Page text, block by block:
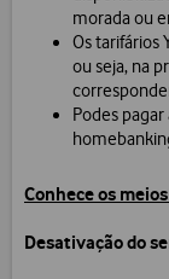
morada ou
Os tarifários
ou seja, na
Podes
Conhece os
Desativação do